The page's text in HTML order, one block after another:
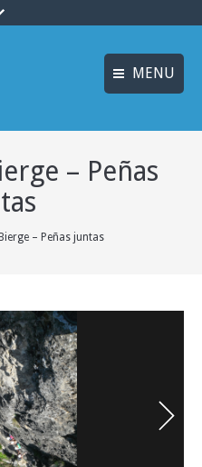
MENU
FRANÇAIS
ENGLISH
y
ENOTURISMO
Y RESERVAS
– Peñas
– Peñas juntas